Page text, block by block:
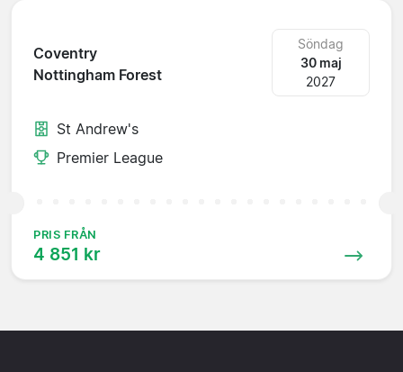
Coventry
Nottingham Forest
Söndag
30 maj
2027
St Andrew's
Premier League
PRIS FRÅN
4 851 kr